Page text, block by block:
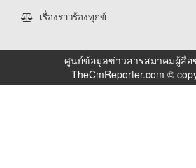
เรื่องราวร้องทุกข์
ศูนย์ข้อมูลข่าวสารสมาคมผู้สื่อ
TheCmReporter.com ©